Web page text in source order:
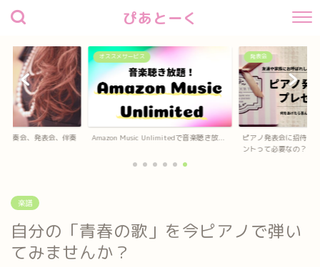
ぴあとーく
演奏会、発表会、伴奏
オススメサービス
Amazon Music Unlimitedで音楽聴き放...
発表会
ピアノ発表会に招待し
ントって必要なの？
楽譜
自分の「青春の歌」を今ピアノで弾い
てみませんか？